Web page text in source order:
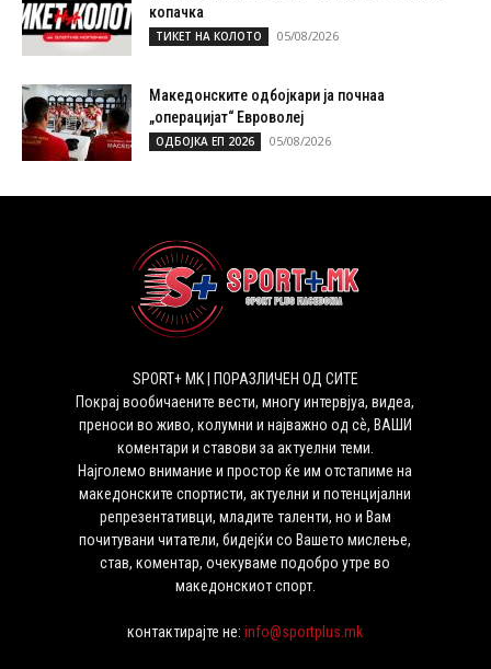
копачка
ТИКЕТ НА КОЛОТО 05/08/2026
Македонските одбојкари ја почнаа
„операцијат“ Евроволеј
ОДБОЈКА ЕП 2026 05/08/2026
SPORT+ MK | ПОРАЗЛИЧЕН ОД СИТЕ
Покрај вообичаените вести, многу интервјуа, видеа,
преноси во живо, колумни и најважно од сѐ, ВАШИ
коментари и ставови за актуелни теми.
Најголемо внимание и простор ќе им отстапиме на
македонските спортисти, актуелни и потенцијални
репрезентативци, младите таленти, но и Вам
почитувани читатели, бидејќи со Вашето мислење,
став, коментар, очекуваме подобро утре во
македонскиот спорт.
контактирајте не:info@sportplus.mk